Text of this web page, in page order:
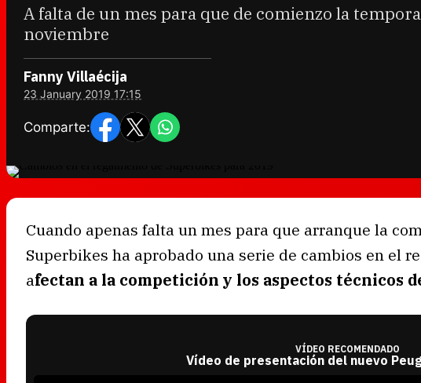
A falta de un mes para que de comienzo la
noviembre
Fanny Villaécija
23 January 2019 17:15
Comparte:
Cuando apenas falta un mes para que arranque la
Superbikes ha aprobado una serie de cambios en el
afectan a la competición y los aspectos técnicos
VÍDEO RECOMENDADO
Vídeo de presentación del nuevo